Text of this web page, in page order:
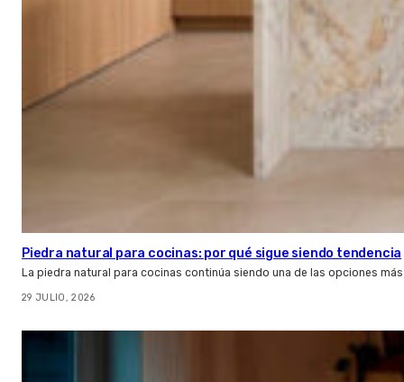
Piedra natural para cocinas: por qué sigue siendo tendencia
La piedra natural para cocinas continúa siendo una de las opciones
29 JULIO, 2026